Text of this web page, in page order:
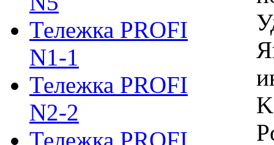
Тележка PROFI
N1-1
Тележка PROFI
N2-2